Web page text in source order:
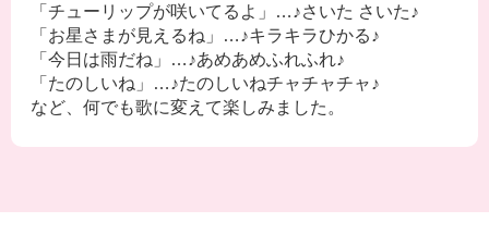
「チューリップが咲いてるよ」…♪さいた さいた♪
「お星さまが見えるね」…♪キラキラひかる♪
「今日は雨だね」…♪あめあめふれふれ♪
「たのしいね」…♪たのしいねチャチャチャ♪
など、何でも歌に変えて楽しみました。